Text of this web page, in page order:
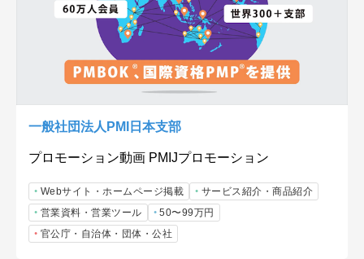
一般社団法人PMI日本支部
プロモーション動画 PMIJプロモーション
Webサイト・ホームページ掲載
サービス紹介・商品紹介
営業資料・営業ツール
50〜99万円
官公庁・自治体・団体・公社